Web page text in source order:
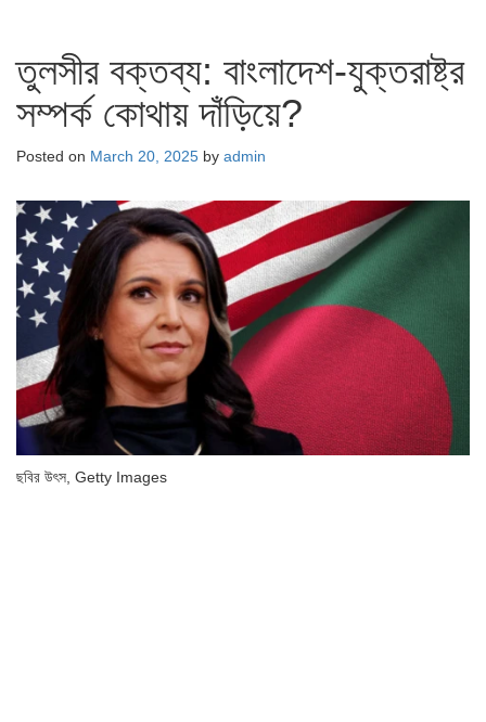
তুলসীর বক্তব্য: বাংলাদেশ-যুক্তরাষ্ট্র
সম্পর্ক কোথায় দাঁড়িয়ে?
Posted on March 20, 2025 by admin
ছবির উৎস, Getty Images